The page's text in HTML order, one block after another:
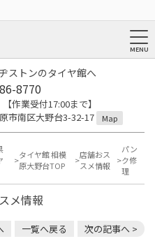
ストンのタイヤ館へ
8770
作業受付17:00まで】
市南区大野台3-32-17
Map
タイヤ館 相模
原大野台TOP
店舗おス
スメ情報
パン
ク修
理
メ情報
一覧へ戻る 次の記事へ >